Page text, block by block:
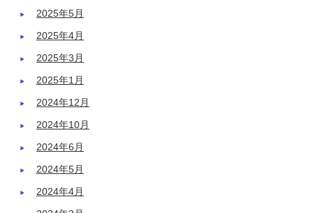
2025年5月
2025年4月
2025年3月
2025年1月
2024年12月
2024年10月
2024年6月
2024年5月
2024年4月